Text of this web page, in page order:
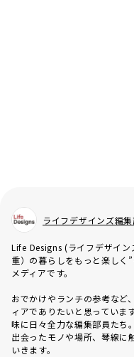
ライフデザインズ編
Life Designs (ライフデザイ
重）の暮らしをもっと楽しく
メディアです。
おでかけやランチの参考など
ィアでありたいと思っていま
味に日々全力な編集部員たち
出会ったモノや場所、琴線に
いきます。